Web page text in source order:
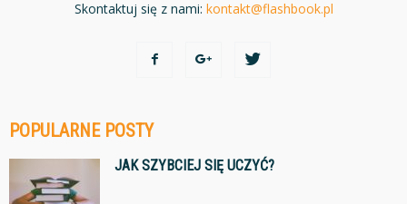
Skontaktuj się z nami: kontakt@flashbook.pl
POPULARNE POSTY
JAK SZYBCIEJ SIĘ UCZYĆ?